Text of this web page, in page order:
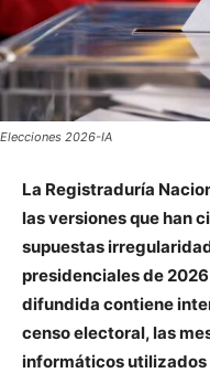
Elecciones 2026-IA
La Registraduría
las versiones que han
supuestas
presidenciales de
difundida contiene
censo electoral, las
informáticos